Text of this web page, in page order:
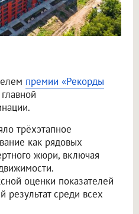
премии «Рекорды
трёхэтапное
как рядовых
жюри, включая
оценки показателей
результат среди всех